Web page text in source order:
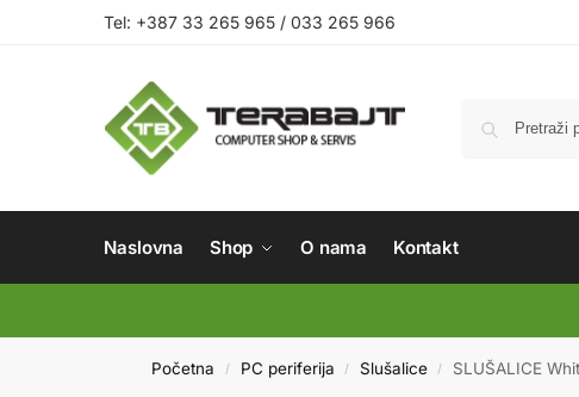
Tel: +387 33 265 965 / 033 265 966
Naslovna Shop O nama Kontakt
Početna / PC periferija / Slušalice / SLUŠALICE